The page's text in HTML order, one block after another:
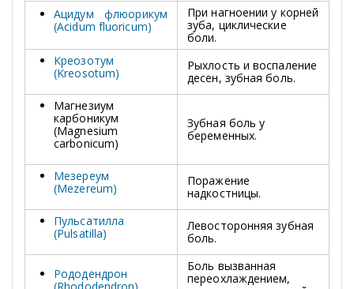
Ацидум флюорикум
(Acidum fluoricum)
При нагноении у корней
зуба, циклические
боли.
Креозотум
(Kreosotum)
Рыхлость и воспаление
десен, зубная боль.
Магнезиум
карбоникум
(Magnesium
carbonicum)
Зубная боль у
беременных.
Мезереум
(Mezereum)
Поражение
надкостницы.
Пульсатилла
(Pulsatilla)
Левосторонняя зубная
боль.
Рододендрон
Боль вызванная
переохлаждением,